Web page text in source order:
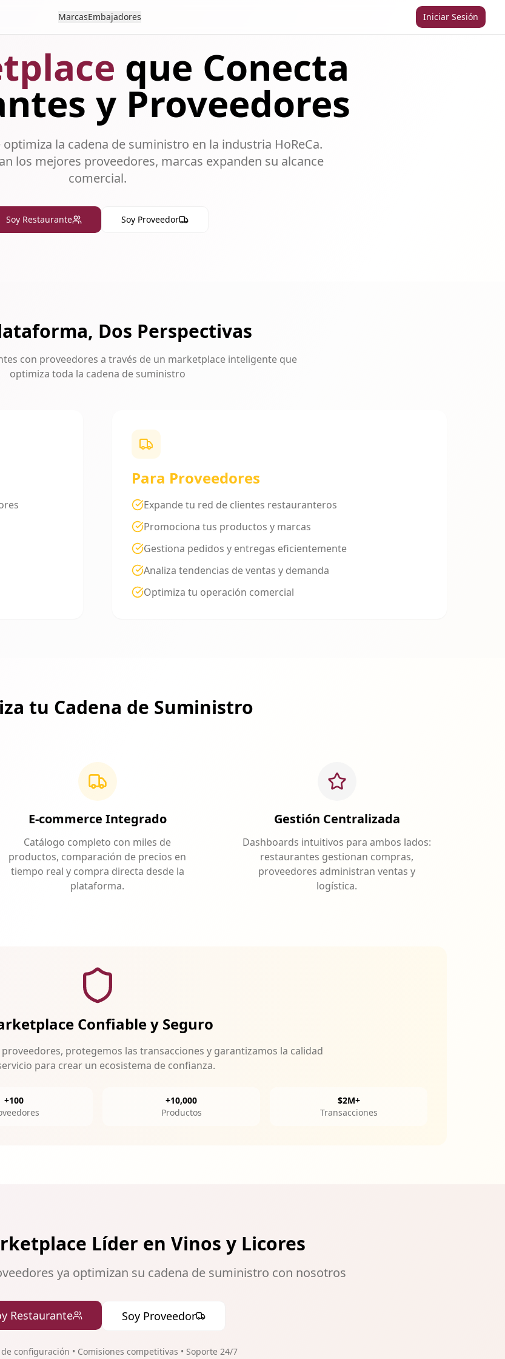
MarcasEmbajadores Iniciar Sesión
que Conecta
y Proveedores
la cadena de suministro en la industria HoReCa.
los mejores proveedores, marcas expanden su alcance
comercial.
Soy Restaurante Soy Proveedor
Dos Perspectivas
con proveedores a través de un marketplace inteligente que
optimiza toda la cadena de suministro
Para Proveedores
Expande tu red de clientes restauranteros
Promociona tus productos y marcas
Gestiona pedidos y entregas eficientemente
Analiza tendencias de ventas y demanda
Optimiza tu operación comercial
tu Cadena de Suministro
E-commerce Integrado
Catálogo completo con miles de
productos, comparación de precios en
tiempo real y compra directa desde la
plataforma.
Gestión Centralizada
Dashboards intuitivos para ambos lados:
restaurantes gestionan compras,
proveedores administran ventas y
logística.
Confiable y Seguro
protegemos las transacciones y garantizamos la calidad
para crear un ecosistema de confianza.
+100
+10,000
Productos
$2M+
Transacciones
Líder en Vinos y Licores
ya optimizan su cadena de suministro con nosotros
Restaurante Soy Proveedor
configuración • Comisiones competitivas • Soporte 24/7